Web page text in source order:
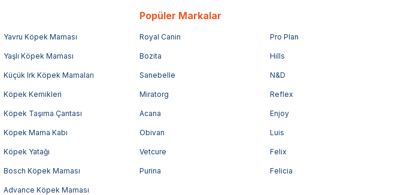
Yavru Köpek Maması
Yaşlı Köpek Maması
Küçük Irk Köpek Mamaları
Köpek Kemikleri
Köpek Taşıma Çantası
Köpek Mama Kabı
Köpek Yatağı
Bosch Köpek Maması
Advance Köpek Maması
Popüler Markalar
Royal Canin Pro Plan
Bozita Hills
Sanebelle N&D
Miratorg Reflex
Acana Enjoy
Obivan Luis
Vetcure Felix
Purina Felicia